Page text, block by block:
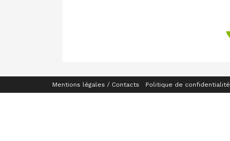
Mentions légales / Contacts Politique de confidentialité